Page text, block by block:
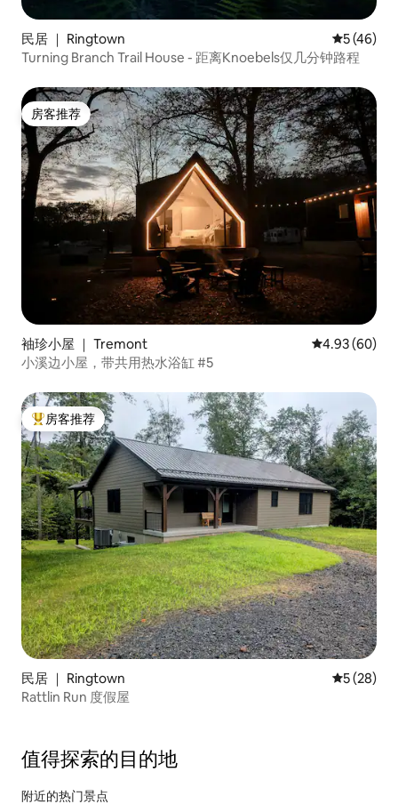
民居 ｜ Ringtown 平均评分
5 (46)
Turning Branch Trail House - 距离Knoebels仅几分钟路程
房客推荐
房客推荐
袖珍小屋 ｜ Tremont 平均评分 4.93
4.93 (60)
小溪边小屋，带共用热水浴缸 #5
热门「房客推荐」
房客推荐
民居 ｜ Ringtown 平均评分
5 (28)
Rattlin Run 度假屋
值得探索的目的地
附近的热门景点